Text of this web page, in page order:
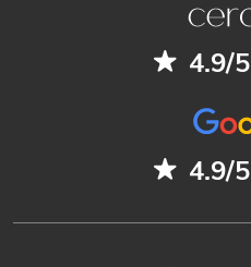
4.9/5
4.9/5